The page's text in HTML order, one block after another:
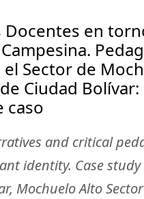
Docentes en
Sector de
Ciudad Bolívar:
caso
and critical
identity. Case study
Mochuelo Alto Sector